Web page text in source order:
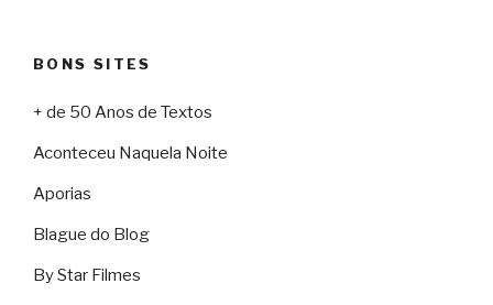
BONS SITES
+ de 50 Anos de Textos
Aconteceu Naquela Noite
Aporias
Blague do Blog
By Star Filmes